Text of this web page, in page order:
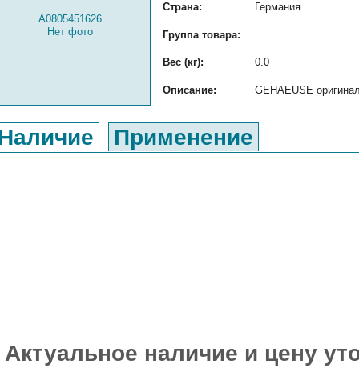
A0805451626
Нет фото
Страна: Германия
Группа товара:
Вес (кг): 0.0
Описание: GEHAEUSE
Применение
Актуальное наличие и цену